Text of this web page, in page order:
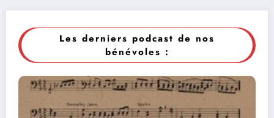
Les derniers podcast de nos
bénévoles :